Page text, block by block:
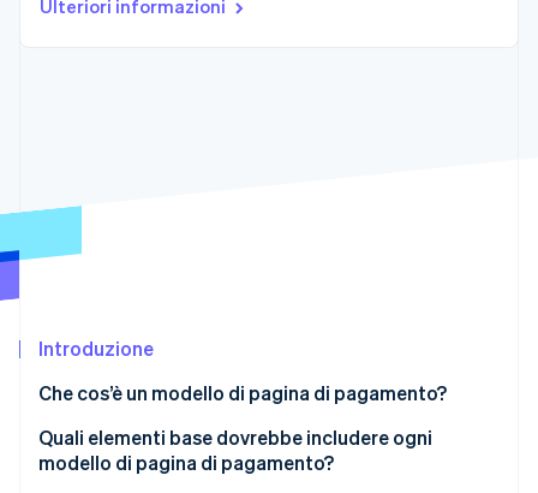
Prevenzione delle frodi
Identity
Scopri come Stripe sta costruendo l'infrastruttura
Ulteriori informazioni
Introduzione
Che cos’è un modello di pagina di pagamento?
Quali elementi base dovrebbe includere ogni
modello di pagina di pagamento?